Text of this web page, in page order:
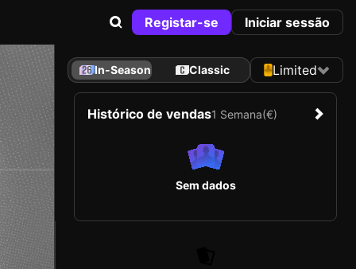
Registar-se Iniciar sessão
In-Season Classic Limited
Histórico de vendas1 Semana(€)
Sem dados